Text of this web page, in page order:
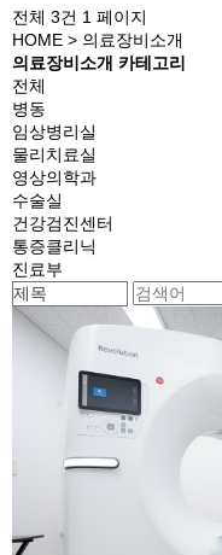
전체 3건 1 페이지
HOME > 의료장비소개
의료장비소개 카테고리
전체
병동
임상병리실
물리치료실
영상의학과
수술실
건강검진센터
통증클리닉
진료부